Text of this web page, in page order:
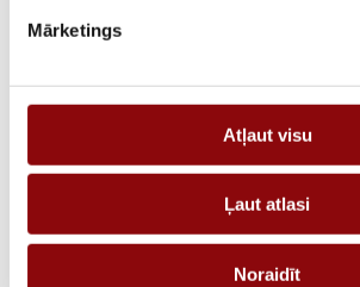
Mārketings
Atļaut visu
Ļaut atlasi
Noraidīt
RAŽOTĀJS